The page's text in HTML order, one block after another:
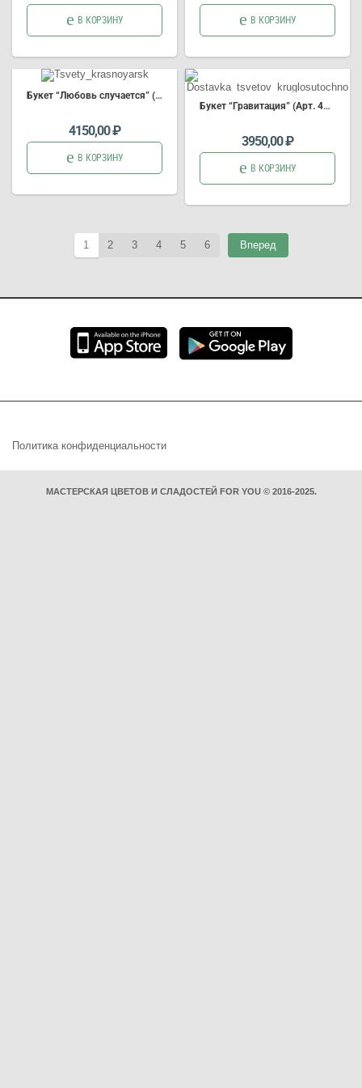
В КОРЗИНУ В КОРЗИНУ
Букет “Любовь случается” (Арт. 4769)
4150,00₽
В КОРЗИНУ
Букет “Гравитация” (Арт. 4768)
3950,00₽
В КОРЗИНУ
1 2 3 4 5 6 Вперед
Политика конфиденциальности
МАСТЕРСКАЯ ЦВЕТОВ И СЛАДОСТЕЙ FOR YOU © 2016-2025.